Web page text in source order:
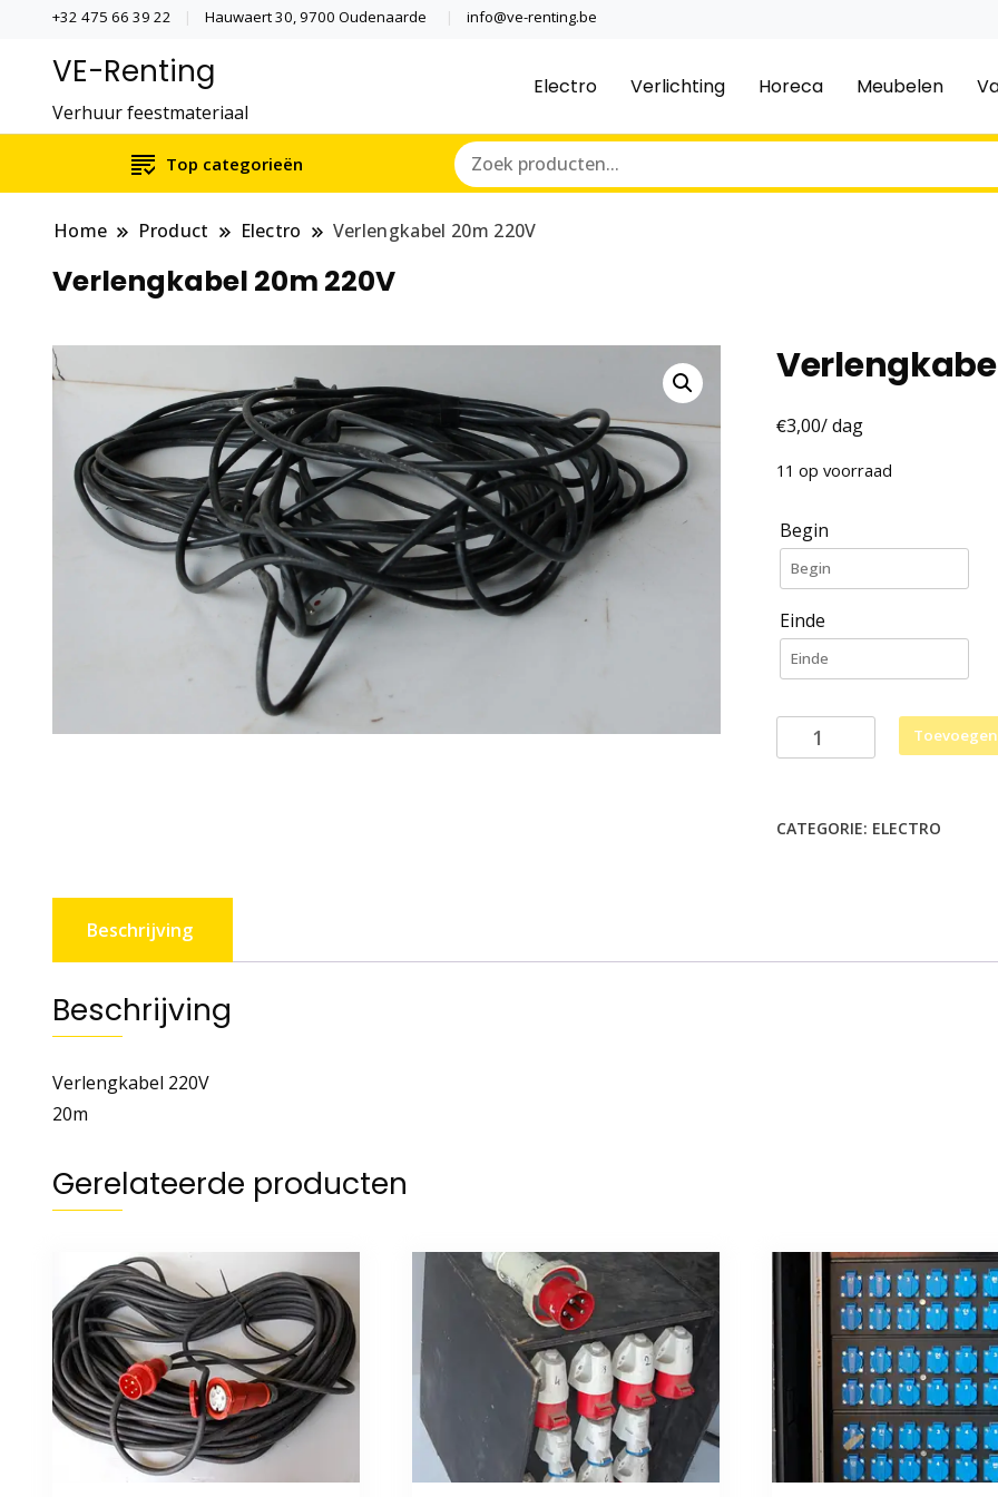
+32 475 66 39 22 Hauwaert 30, 9700 Oudenaarde info@ve-renting.be
VE-Renting
Verhuur feestmateriaal
Electro Verlichting Horeca Meubelen
Top categorieën
Home Product Electro Verlengkabel 20m 220V
Verlengkabel 20m 220V
€3,00/ dag
11 op voorraad
Begin
Einde
Verlengkabel
20m
CATEGORIE: ELECTRO
Beschrijving
Beschrijving
Verlengkabel 220V
20m
Gerelateerde producten